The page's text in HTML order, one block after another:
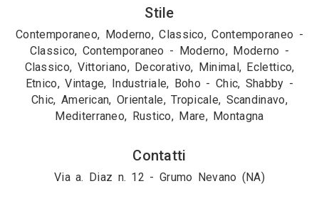
Stile
Contemporaneo, Moderno, Classico, Contemporaneo -
Classico, Contemporaneo - Moderno, Moderno -
Classico, Vittoriano, Decorativo, Minimal, Eclettico,
Etnico, Vintage, Industriale, Boho - Chic, Shabby -
Chic, American, Orientale, Tropicale, Scandinavo,
Mediterraneo, Rustico, Mare, Montagna
Contatti
Via a. Diaz n. 12 - Grumo Nevano (NA)